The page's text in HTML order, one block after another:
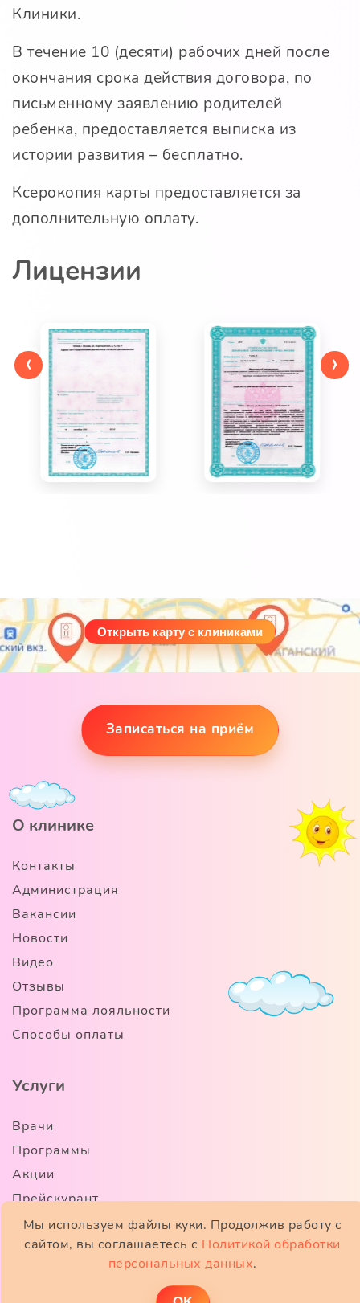
Клиники.
В течение 10 (десяти) рабочих дней после
окончания срока действия договора, по
письменному заявлению родителей
ребенка, предоставляется выписка из
истории развития – бесплатно.
Ксерокопия карты предоставляется за
дополнительную оплату.
Лицензии
‹ ›
Мы используем файлы куки. Продолжив работу с
сайтом, вы соглашаетесь с Политикой обработки
персональных данных.
Открыть карту с клиниками
Записаться на приём
О клинике
Контакты
Администрация
Вакансии
Новости
Видео
Отзывы
Программа лояльности
Способы оплаты
Услуги
Врачи
Программы
Акции
Прейскурант
Лечение в кредит
Телемедицина
Правовая информация